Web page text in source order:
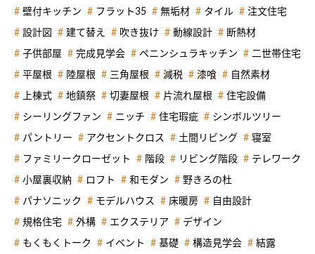
壁付キッチン フラット35 無垢材 タイル 注文住宅
設計図 建て替え 吹き抜け 動線設計 断熱材
子供部屋 完成見学会 ペニンシュラキッチン 二世帯住宅
平屋根 陸屋根 三角屋根 減税 漆喰 自然素材
上棟式 地鎮祭 切妻屋根 片流れ屋根 住宅設備
シーリングファン ニッチ 住宅瑕疵 シンボルツリー
パントリー アクセントクロス 土間リビング 寝室
ファミリークローゼット 階段 リビング階段 テレワーク
小屋裏収納 ロフト 和モダン 野きろの杜
パナソニック モデルハウス 床暖房 自由設計
規格住宅 外構 エクステリア デザイン
もくもくトーク イベント 基礎 構造見学会 結露